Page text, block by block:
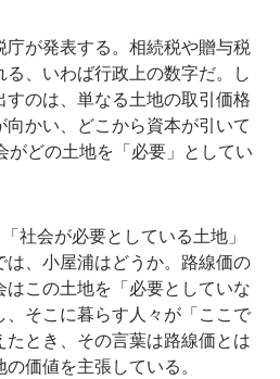
が発表する。相続税や贈与税
、いわば行政上の数字だ。し
のは、単なる土地の取引価格
かい、どこから資本が引いて
どの土地を「必要」としてい
社会が必要としている土地」
は、小屋浦はどうか。路線価の
この土地を「必要としていな
そこに暮らす人々が「ここで
とき、その言葉は路線価とは
価値を主張している。